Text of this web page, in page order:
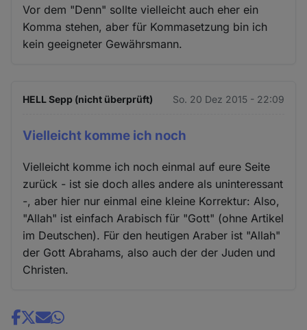
Vor dem "Denn" sollte vielleicht auch eher ein
Komma stehen, aber für Kommasetzung bin ich
kein geeigneter Gewährsmann.
HELL Sepp (nicht überprüft) So. 20 Dez 2015 - 22:09
Vielleicht komme ich noch
Vielleicht komme ich noch einmal auf eure Seite
zurück - ist sie doch alles andere als uninteressant
-, aber hier nur einmal eine kleine Korrektur: Also,
"Allah" ist einfach Arabisch für "Gott" (ohne Artikel
im Deutschen). Für den heutigen Araber ist "Allah"
der Gott Abrahams, also auch der der Juden und
Christen.